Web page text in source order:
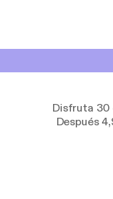
Disfruta 30
Después